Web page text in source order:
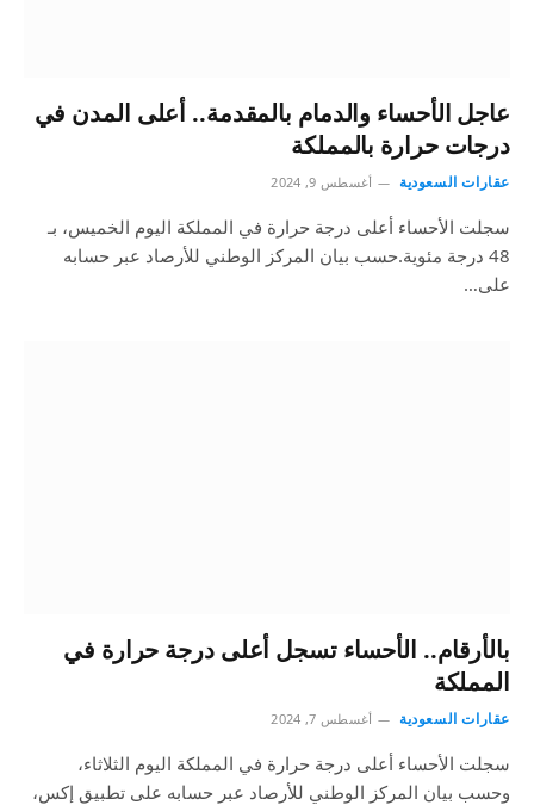
عاجل الأحساء والدمام بالمقدمة.. أعلى المدن في
درجات حرارة بالمملكة
عقارات السعودية أغسطس 9, 2024
سجلت الأحساء أعلى درجة حرارة في المملكة اليوم الخميس، بـ
48 درجة مئوية.حسب بيان المركز الوطني للأرصاد عبر حسابه
على…
بالأرقام.. الأحساء تسجل أعلى درجة حرارة في
المملكة
عقارات السعودية أغسطس 7, 2024
سجلت الأحساء أعلى درجة حرارة في المملكة اليوم الثلاثاء،
وحسب بيان المركز الوطني للأرصاد عبر حسابه على تطبيق إكس،